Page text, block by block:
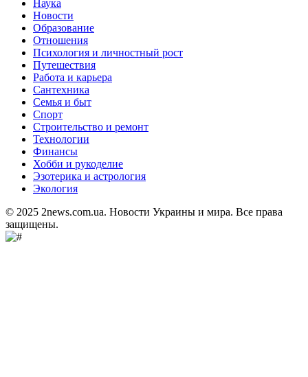
Наука
Новости
Образование
Отношения
Психология и личностный рост
Путешествия
Работа и карьера
Сантехника
Семья и быт
Спорт
Строительство и ремонт
Технологии
Финансы
Хобби и рукоделие
Эзотерика и астрология
Экология
© 2025 2news.com.ua. Новости Украины и мира. Все права
защищены.